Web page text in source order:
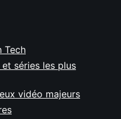
Tech
séries les plus
vidéo majeurs